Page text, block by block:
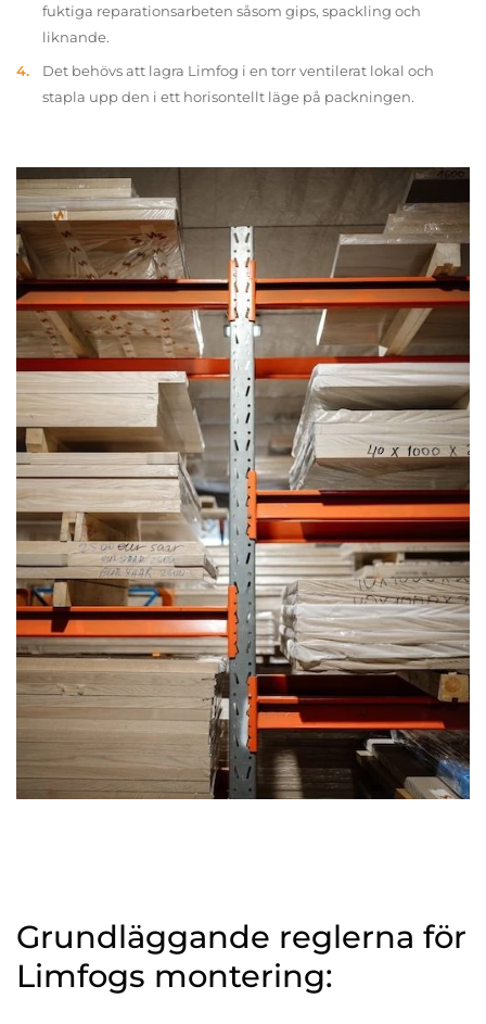
fuktiga reparationsarbeten såsom gips, spackling och
liknande.
Det behövs att lagra Limfog i en torr ventilerat lokal och
stapla upp den i ett horisontellt läge på packningen.
Grundläggande reglerna för
Limfogs montering: